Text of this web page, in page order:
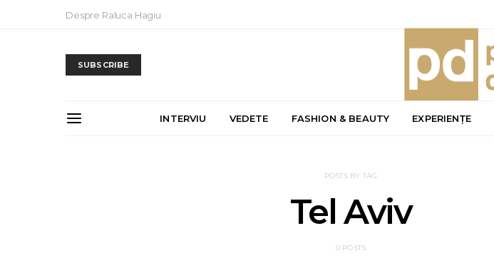
Despre Raluca Hagiu
SUBSCRIBE
INTERVIU VEDETE FASHION & BEAUTY EXPERIENȚE
POSTS BY TAG
Tel Aviv
0 POSTS